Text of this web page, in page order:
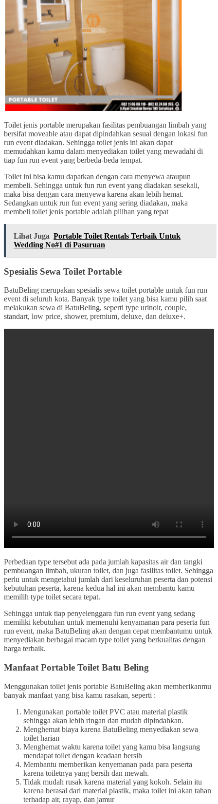
Toilet jenis portable merupakan fasilitas pembuangan limbah yang
bersifat moveable atau dapat dipindahkan sesuai dengan lokasi fun
run event diadakan. Sehingga toilet jenis ini akan dapat
memudahkan kamu dalam menyediakan toilet yang mewadahi di
tiap fun run event yang berbeda-beda tempat.
Toilet ini bisa kamu dapatkan dengan cara menyewa ataupun
membeli. Sehingga untuk fun run event yang diadakan sesekali,
maka bisa dengan cara menyewa karena akan lebih hemat.
Sedangkan untuk run fun event yang sering diadakan, maka
membeli toilet jenis portable adalah pilihan yang tepat
Lihat Juga Portable Toilet Rentals Terbaik Untuk
Wedding No#1 di Pasuruan
Spesialis Sewa Toilet Portable
BatuBeling merupakan spesialis sewa toilet portable untuk fun run
event di seluruh kota. Banyak type toilet yang bisa kamu pilih saat
melakukan sewa di BatuBeling, seperti type urinoir, couple,
standart, low price, shower, premium, deluxe, dan deluxe+.
Perbedaan type tersebut ada pada jumlah kapasitas air dan tangki
pembuangan limbah, ukuran toilet, dan juga fasilitas toilet. Sehingga
perlu untuk mengetahui jumlah dari keseluruhan peserta dan potensi
kebutuhan peserta, karena kedua hal ini akan membantu kamu
memilih type toilet secara tepat.
Sehingga untuk tiap penyelenggara fun run event yang sedang
memiliki kebutuhan untuk memenuhi kenyamanan para peserta fun
run event, maka BatuBeling akan dengan cepat membantumu untuk
menyediakan berbagai macam type toilet yang berkualitas dengan
harga terbaik.
Manfaat Portable Toilet Batu Beling
Menggunakan toilet jenis portable BatuBeling akan memberikanmu
banyak manfaat yang bisa kamu rasakan, seperti :
Mengunakan portable toilet PVC atau material plastik
sehingga akan lebih ringan dan mudah dipindahkan.
Menghemat biaya karena BatuBeling menyediakan sewa
toilet harian
Menghemat waktu karena toilet yang kamu bisa langsung
mendapat toilet dengan keadaan bersih
Membantu memberikan kenyemanan pada para peserta
karena toiletnya yang bersih dan mewah.
Tidak mudah rusak karena material yang kokoh. Selain itu
karena berasal dari material plastik, maka toilet ini akan tahan
terhadap air, rayap, dan jamur